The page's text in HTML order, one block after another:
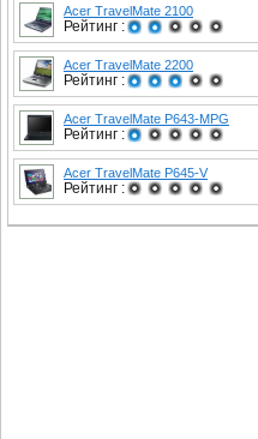
Acer TravelMate 2100
Рейтинг :
Acer TravelMate 2200
Рейтинг :
Acer TravelMate P643-MPG
Рейтинг :
Acer TravelMate P645-V
Рейтинг :